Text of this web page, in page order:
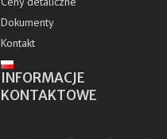
Dokumenty
Kontakt
INFORMACJE
KONTAKTOWE